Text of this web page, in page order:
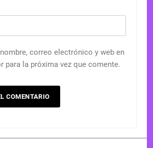
correo electrónico y web en
para la próxima vez que comente.